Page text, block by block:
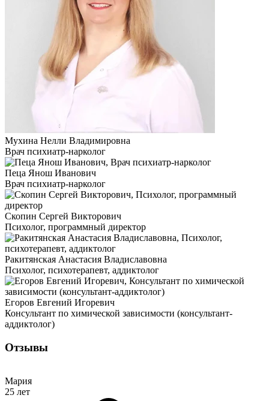
Мухина Нелли Владимировна
Врач психиатр-нарколог
Пеца Янош Иванович
Врач психиатр-нарколог
Скопин Сергей Викторович
Психолог, программный директор
Ракитянская Анастасия Владиславовна
Психолог, психотерапевт, аддиктолог
Егоров Евгений Игоревич
Консультант по химической зависимости (консультант-
аддиктолог)
Отзывы
Мария
25 лет